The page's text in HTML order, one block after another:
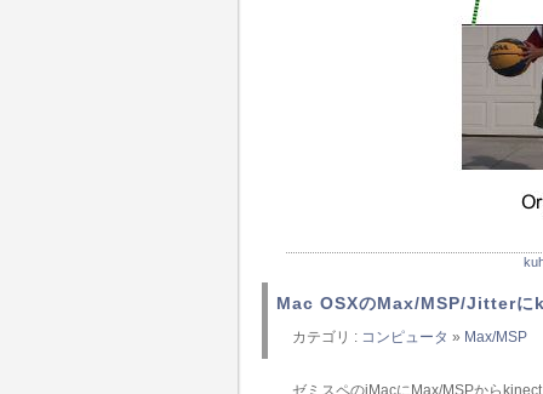
Mac OSXのMax/MSP/Jitterに
カテゴリ : コンピュータ » Max/MSP
ゼミスペのiMacにMax/MSPから